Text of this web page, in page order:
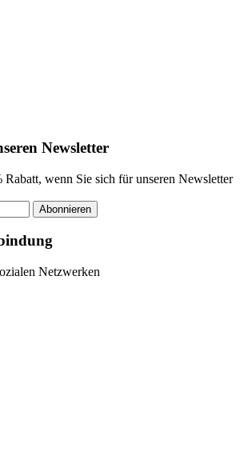
Newsletter
wenn Sie sich für unseren Newsletter
Abonnieren
Netzwerken